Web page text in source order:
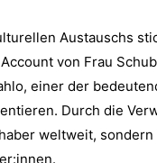
Austauschs
von Frau
einer der
Durch die
weltweit,